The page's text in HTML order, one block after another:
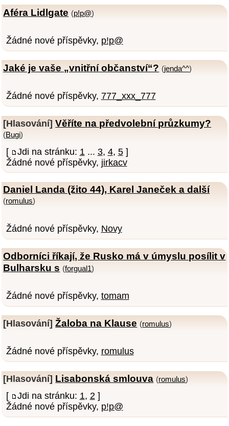
Aféra Lidlgate (p!p@)
Žádné nové příspěvky, p!p@
Jaké je vaše „vnitřní občanství“? (jenda^^)
Žádné nové příspěvky, 777_xxx_777
[Hlasování] Věříte na předvolební průzkumy?
(Bugi)
[ Jdi na stránku: 1 ... 3, 4, 5]
Žádné nové příspěvky, jirkacv
Daniel Landa (žito 44), Karel Janeček a další
(romulus)
Žádné nové příspěvky, Novy
Odborníci říkají, že Rusko má v úmyslu posílit v
Bulharsku s (forgual1)
Žádné nové příspěvky, tomam
[Hlasování] Žaloba na Klause (romulus)
Žádné nové příspěvky, romulus
[Hlasování] Lisabonská smlouva (romulus)
[ Jdi na stránku: 1, 2]
Žádné nové příspěvky, p!p@